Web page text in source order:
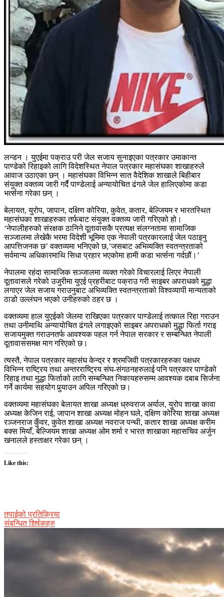
लन्डन । युएईमा पक्राउ परी जेल सजाय सुनाइएका पत्रकार उमाकान्त
पाण्डेको रिहाइको लागि विदेशस्थित नेपाल पत्रकार महासंघका शाखाहरुले
आवाज उठाएका छन् । महासंघका विभिन्न सात वैदेशिक शाखाले बिहीबार
संयुक्त वक्तव्य जारी गर्दै पाण्डेलाई अन्यायोचित ढंगले जेल हालिएकोमा कडा
भर्त्सना गरेका छन् ।
बेलायत, युरोप, जापान, दक्षिण कोरिया, कुवेत, कतार, बेल्जियम र भारतस्थित
महासंघका शाखाहरुका तर्फबाट संयुक्त वक्तव्य जारी गरिएको हो।
‘नेपालीहरुको संरक्षक ठानिने दूतावासकै प्रत्यक्ष संलग्नतामा सामाजिक
सञ्जालमा लेखेकै भरमा विदेशी भूमिमा एक नेपाली पत्रकारलाई जेल पठाइनु
आपत्तिजनक छ’ वक्तव्यमा भनिएको छ,’जसबाट अभिव्यक्ति स्वतन्त्रताको
सर्वमान्य अधिकारमाथि सिधा प्रहार भएकोमा हामी कडा भर्त्सना गर्दछौं।’
नेपालमा रहंदा सामाजिक सञ्जालमा व्यक्त गरेको विचारलाई लिएर नेपाली
दूतावासले गरेको उजुरीमा युएई प्रहरीबाट पक्राउ गरी साइबर अपराधको मुद्धा
लगाएर जेल सजाय गराउनुबाट अभिव्यक्ति स्वतन्त्रताको विश्वव्यापी मान्यताको
ठाडो उल्लंघन भएको उनीहरुको ठहर छ ।
वक्तव्यमा हाल युएईको जेलमा राखिएका पत्रकार पाण्डेलाई तत्काल रिहा गराउन
तथा उनीमाथि अन्यायोचित ढंगले लगाइएको साइबर अपराधको मुद्धा फिर्ता गराइ
सजायमुक्त गराउनतर्फ आवश्यक पहल गर्न नेपाल सरकार र सम्बन्धित नेपाली
दूतावाससमक्ष माग गरिएको छ।
त्यस्तै, नेपाल पत्रकार महासंघ केन्द्र र श्रमजिवी पत्रकारहरुका पक्षधर
विभिन्न राष्ट्रिय तथा अन्तरराष्ट्रिय संघ-संगठनहरुलाई पनि पत्रकार पाण्डेको
रिहाइ तथा मुद्धा फिर्ताको लागि सम्बन्धित निकायहरुसम्म आवश्यक दबाब सिर्जना
गर्ने कार्यमा सहयोग पुर्‍याउन अपिल गरिएको छ।
वक्तव्यमा महासंघका बेलायत शाखा अध्यक्ष ध्रुवराज अर्याल, युरोप शाखा कावा
अध्यक्ष केजिन राई, जापान शाखा अध्यक्ष मोहन घले, दक्षिण कोरिया शाखा अध्यक्ष
रञ्जनराज कुँवर, कुवेत शाखा अध्यक्ष नवराज पन्थी, कतार शाखा अध्यक्ष करीम
बक्स मियाँ, बेल्जियम शाखा अध्यक्ष ओम शर्मा र भारत शाखाका महासचिव अर्जुन
खनालले हस्ताक्षर गरेका छन् ।
Like this:
तपाईको प्रतिक्रिया
संबन्धित शिर्षकहरु